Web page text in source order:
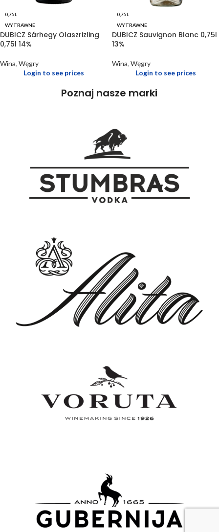
0,75L
WYTRAWNE
DUBICZ Sárhegy Olaszrizling
0,75l 14%
Wina, Węgry
Login to see prices
0,75L
WYTRAWNE
DUBICZ Sauvignon Blanc 0,75l
13%
Wina, Węgry
Login to see prices
Poznaj nasze marki